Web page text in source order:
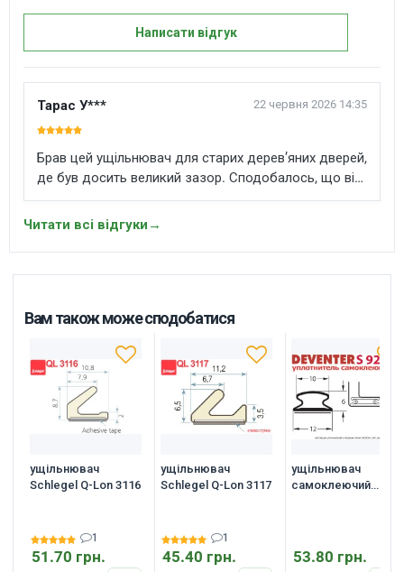
Написати відгук
Тарас У*** 22 червня 2026 14:35
Брав цей ущільнювач для старих дерев’яних дверей,
де був досить великий зазор. Сподобалось, що він
самоклеючий і не треба робити паз. Поверхню
добре очистив, приклеїв по периметру тримається
нормально. двері стали закриватися м’якше, менше
тягне холодом і майже пропав шум з коридору. Для
швидкого ремонту дуже зручний варіант.
Читати всі відгуки →
Вам також може сподобатися
ущільнювач
Schlegel Q-Lon 3116
51.70 грн.
1
ущільнювач
Schlegel Q-Lon 3117
45.40 грн.
1
ущільнювач
самоклеючий
53.80 грн.